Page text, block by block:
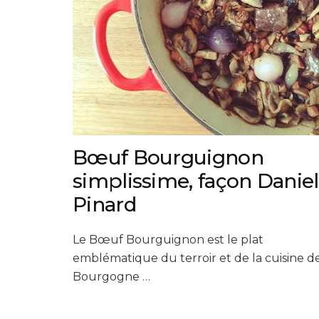
Bœuf Bourguignon
simplissime, façon Daniel
Pinard
Le Bœuf Bourguignon est le plat
emblématique du terroir et de la cuisine
Bourgogne …